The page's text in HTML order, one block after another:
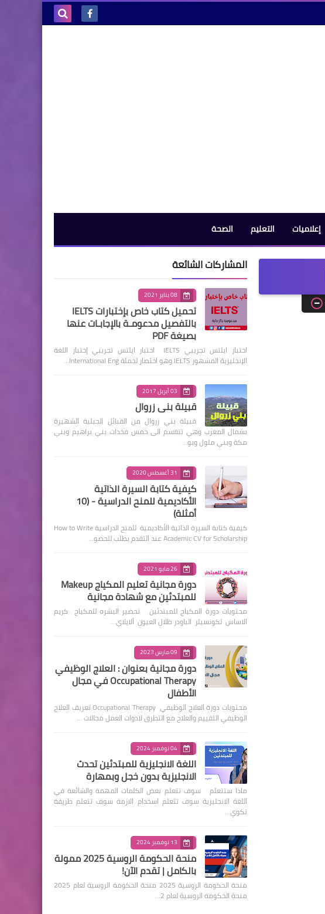
إعلاميات التعليم الصحة
المشاركات الشائعة
08 يناير 2021
تحميل كتاب خاص بإختبارات IELTS
بالتفصيل مدعومـة بالإجابـات عنها
بصيغة PDF
اختبار ايلتس تجريبي IELTS اختبار ايلتس تجريبي إختبار اللغة
الإنجليزية المشهور IELTS وهو اختصار لجملة International Eng…
03 أبريل 2017
قبيلة بني زروال
قبيلة بني زروال من القبائل الجبلية الشهيرة
بشمال المغرب وهي تنقسم الى خمس فخدات بني براهيم وبني
مكة وبني ملول وبو…
31 أغسطس 2020
كيفية كتابة السيرة الذاتية
الأكاديمية للمنح الدراسية - (10
أمثلة)
كيفية كتابة السيرة الذاتية الأكاديمية للمنح الدراسية How to Write
Academic CV for Scholarship عند التقدم بطلب للحصو…
26 مايو 2021
دورة مجانية تعليم المكياج Makeup
للمبتدئين مع شهادة مجانية
محتويات دورة المكياج للمبتدئين تحضير البشره للمكياج كريم
الاساس لكونسيلر الباودر ظلال العيون ألايلاي…
09 مارس 2023
دورة مجانية بعنوان : العلاج الوظيفي
Occupational Therapy في مجال
الأطفال
محتويات دورة العلاج الوظيفي Occupational Therapy تعريف العلاج
الوظيفي التقييم والعلاج مع التطرق لادوات العمل مجالات …
04 نوفمبر 2024
اللغة الانجليزية للمبتدئين تحدث
الانجليزية بدون خجل وبمهارة
ماذا ستتعلم سوف تتعلم بعض الكلمات المهمة والشائعة في
اللغة الانجليزية سوف تتعلم اسخدام الازمة سوف تتعلم طريقة
تكوي…
13 نوفمبر 2024
منحة الحكومة الروسية 2025 ممولة
بالكامل | تقدم الآن!
منحة الحكومة الروسية 2025 منحة الحكومة الروسية لعام 2025
منحة الحكومة الروسية لعام 2…